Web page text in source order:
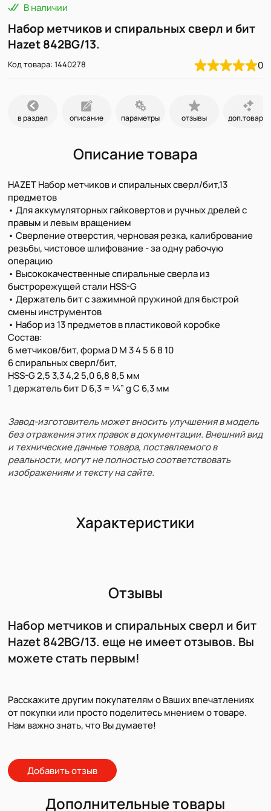
В наличии
Набор метчиков и спиральных сверл и бит
Hazet 842BG/13.
Код товара: 1440278 0
в раздел описание параметры отзывы доп.товары
Описание товара
HAZET Набор метчиков и спиральных сверл/бит,13
предметов
• Для аккумуляторных гайковертов и ручных дрелей с
правым и левым вращением
• Сверление отверстия, черновая резка, калибрование
резьбы, чистовое шлифование - за одну рабочую
операцию
• Высококачественные спиральные сверла из
быстрорежущей стали HSS-G
• Держатель бит с зажимной пружиной для быстрой
смены инструментов
• Набор из 13 предметов в пластиковой коробке
Состав:
6 метчиков/бит, форма D M 3 4 5 6 8 10
6 спиральных сверл/бит,
HSS-G 2,5 3,3 4,2 5,0 6,8 8,5 мм
1 держатель бит D 6,3 = 1⁄4” g C 6,3 мм
Завод-изготовитель может вносить улучшения в модель
без отражения этих правок в документации. Внешний вид
и технические данные товара, поставляемого в
реальности, могут не полностью соответствовать
изображениям и тексту на сайте.
Характеристики
Отзывы
Набор метчиков и спиральных сверл и бит
Hazet 842BG/13. еще не имеет отзывов. Вы
можете стать первым!
Расскажите другим покупателям о Ваших впечатлениях
от покупки или просто поделитесь мнением о товаре.
Нам важно знать, что Вы думаете!
Добавить отзыв
Дополнительные товары